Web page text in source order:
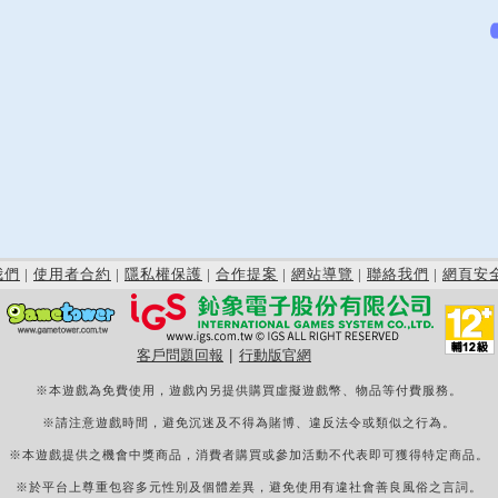
們 | 使用者合約 | 隱私權保護 | 合作提案 | 網站導覽 | 聯絡我們 | 網頁安
客戶問題回報 行動版官網
※本遊戲為免費使用，遊戲內另提供購買虛擬遊戲幣、物品等付費服務。
※請注意遊戲時間，避免沉迷及不得為賭博、違反法令或類似之行為。
※本遊戲提供之機會中獎商品，消費者購買或參加活動不代表即可獲得特定商品。
※於平台上尊重包容多元性別及個體差異，避免使用有違社會善良風俗之言詞。